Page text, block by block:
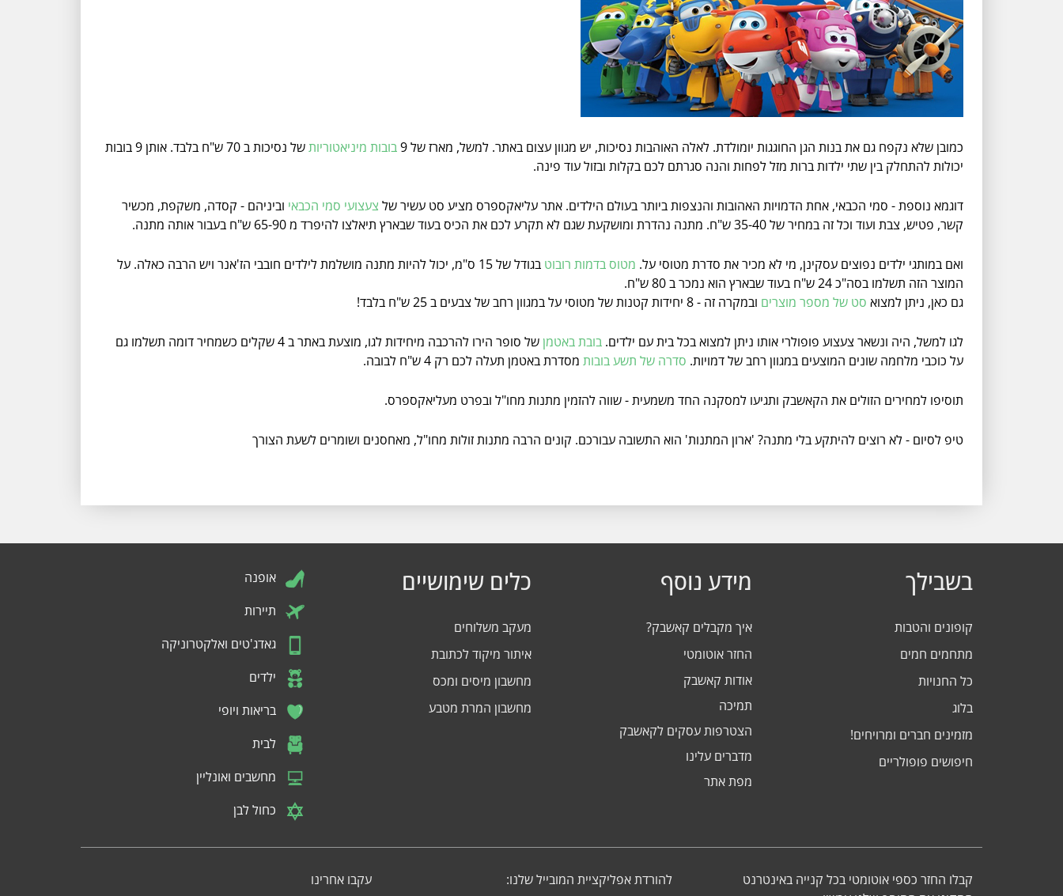
כמובן שלא נקפח גם את בנות הגן החוגגות יומולדת. לאלה האוהבות נסיכות, יש מגוון עצום באתר. למשל, מארז של 9 בובות מיניאטוריות
של נסיכות ב 70 ש"ח בלבד. אותן 9 בובות
יכולות להתחלק בין שתי ילדות ברות מזל לפחות והנה סגרתם לכם בקלות ובזול עוד פינה.
דוגמא נוספת - סמי הכבאי, אחת הדמויות האהובות והנצפות ביותר בעולם הילדים. אתר עליאקספרס מציע סט עשיר של צעצועי סמי הכבאי וביניהם - קסדה, משקפת, מכשיר
קשר, פטיש, צבת ועוד וכל זה במחיר של 35-40 ש"ח. מתנה נהדרת ומושקעת שגם לא תקרע לכם את הכיס בעוד שבארץ תיאלצו להיפרד מ 65-90 ש"ח בעבור אותה מתנה.
ואם במותגי ילדים נפוצים עסקינן, מי לא מכיר את סדרת מטוסי על. מטוס בדמות רובוט
בגודל של 15 ס"מ, יכול להיות מתנה מושלמת לילדים חובבי הז'אנר ויש הרבה כאלה. על
המוצר הזה תשלמו בסה"כ 24 ש"ח בעוד שבארץ הוא נמכר ב 80 ש"ח.
גם כאן, ניתן למצוא סט של מספר מוצרים ובמקרה זה - 8 יחידות קטנות של מטוסי על במגוון רחב של צבעים ב 25 ש"ח בלבד!
לגו למשל, היה ונשאר צעצוע פופולרי אותו ניתן למצוא בכל בית עם ילדים. בובת באטמן
של סופר הירו להרכבה מיחידות לגו, מוצעת באתר ב 4 שקלים כשמחיר דומה תשלמו גם
על כוכבי מלחמה שונים המוצעים במגוון רחב של דמויות. סדרה של תשע בובות מסדרת באטמן תעלה לכם רק 4 ש"ח לבובה.
תוסיפו למחירים הזולים את הקאשבק ותגיעו למסקנה החד משמעית - שווה להזמין מתנות מחו"ל ובפרט מעליאקספרס.
טיפ לסיום - לא רוצים להיתקע בלי מתנה? 'ארון המתנות' הוא התשובה עבורכם. קונים הרבה מתנות זולות מחו"ל, מאחסנים ושומרים לשעת הצורך
בשבילך
קופונים והטבות
מתחמים חמים
כל החנויות
בלוג
מזמינים חברים ומרויחים!
חיפושים פופולריים
מידע נוסף
איך מקבלים קאשבק?
החזר אוטומטי
אודות קאשבק
תמיכה
הצטרפות עסקים לקאשבק
מדברים עלינו
מפת אתר
כלים שימושיים
מעקב משלוחים
איתור מיקוד לכתובת
מחשבון מיסים ומכס
מחשבון המרת מטבע
אופנה
תיירות
גאדג'טים ואלקטרוניקה
ילדים
בריאות ויופי
לבית
מחשבים ואונליין
כחול לבן
קבלו החזר כספי אוטומטי בכל קנייה באינטרנט
להורדת אפליקציית המובייל שלנו: עקבו אחרינו